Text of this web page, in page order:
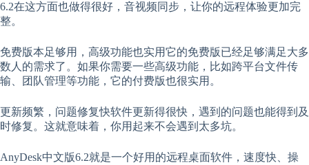
6.2在这方面也做得很好，音视频同步，让你的远程体验更加完
整。
免费版本足够用，高级功能也实用它的免费版已经足够满足大多
数人的需求了。如果你需要一些高级功能，比如跨平台文件传
输、团队管理等功能，它的付费版也很实用。
更新频繁，问题修复快软件更新得很快，遇到的问题也能得到及
时修复。这就意味着，你用起来不会遇到太多坑。
AnyDesk中文版6.2就是一个好用的远程桌面软件，速度快、操